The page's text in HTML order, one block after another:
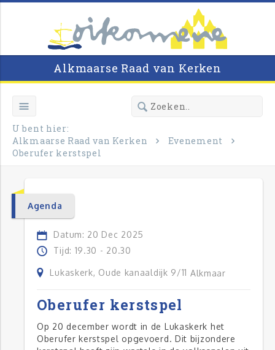
Alkmaarse Raad van Kerken
U bent hier:
Alkmaarse Raad van Kerken
Evenement
Oberufer kerstspel
Agenda
Datum: 20 Dec 2025
Tijd: 19.30 - 20.30
Lukaskerk, Oude kanaaldijk 9/11 Alkmaar
Oberufer kerstspel
Op 20 december wordt in de Lukaskerk het
Oberufer kerstspel opgevoerd. Dit bijzondere